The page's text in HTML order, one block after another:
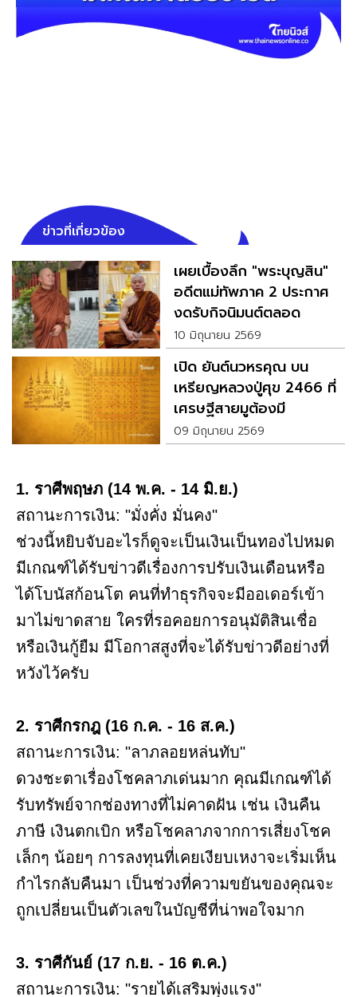
ข่าวที่เกี่ยวข้อง
เผยเบื้องลึก "พระบุญสิน"
อดีตแม่ทัพภาค 2 ประกาศ
งดรับกิจนิมนต์ตลอด
พรรษา
10 มิถุนายน 2569
เปิด ยันต์นวหรคุณ บน
เหรียญหลวงปู่ศุข 2466 ที่
เศรษฐีสายมูต้องมี
09 มิถุนายน 2569
1. ราศีพฤษภ (14 พ.ค. - 14 มิ.ย.)
สถานะการเงิน: "มั่งคั่ง มั่นคง"
ช่วงนี้หยิบจับอะไรก็ดูจะเป็นเงินเป็นทองไปหมด
มีเกณฑ์ได้รับข่าวดีเรื่องการปรับเงินเดือนหรือ
ได้โบนัสก้อนโต คนที่ทำธุรกิจจะมีออเดอร์เข้า
มาไม่ขาดสาย ใครที่รอคอยการอนุมัติสินเชื่อ
หรือเงินกู้ยืม มีโอกาสสูงที่จะได้รับข่าวดีอย่างที่
หวังไว้ครับ
2. ราศีกรกฎ (16 ก.ค. - 16 ส.ค.)
สถานะการเงิน: "ลาภลอยหล่นทับ"
ดวงชะตาเรื่องโชคลาภเด่นมาก คุณมีเกณฑ์ได้
รับทรัพย์จากช่องทางที่ไม่คาดฝัน เช่น เงินคืน
ภาษี เงินตกเบิก หรือโชคลาภจากการเสี่ยงโชค
เล็กๆ น้อยๆ การลงทุนที่เคยเงียบเหงาจะเริ่มเห็น
กำไรกลับคืนมา เป็นช่วงที่ความขยันของคุณจะ
ถูกเปลี่ยนเป็นตัวเลขในบัญชีที่น่าพอใจมาก
3. ราศีกันย์ (17 ก.ย. - 16 ต.ค.)
สถานะการเงิน: "รายได้เสริมพุ่งแรง"